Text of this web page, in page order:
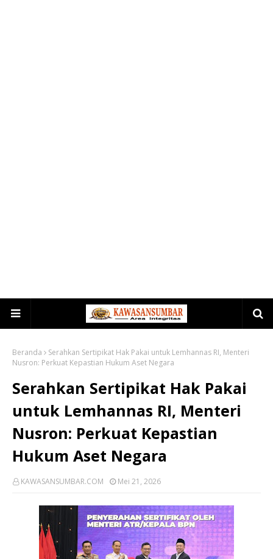
Beranda
Serahkan Sertipikat Hak Pakai untuk Lemhannas RI, Menteri
Nusron: Perkuat Kepastian Hukum Aset Negara
Serahkan Sertipikat Hak Pakai
untuk Lemhannas RI, Menteri
Nusron: Perkuat Kepastian
Hukum Aset Negara
KAWASANSUMBAR.COM Mei 21, 2026